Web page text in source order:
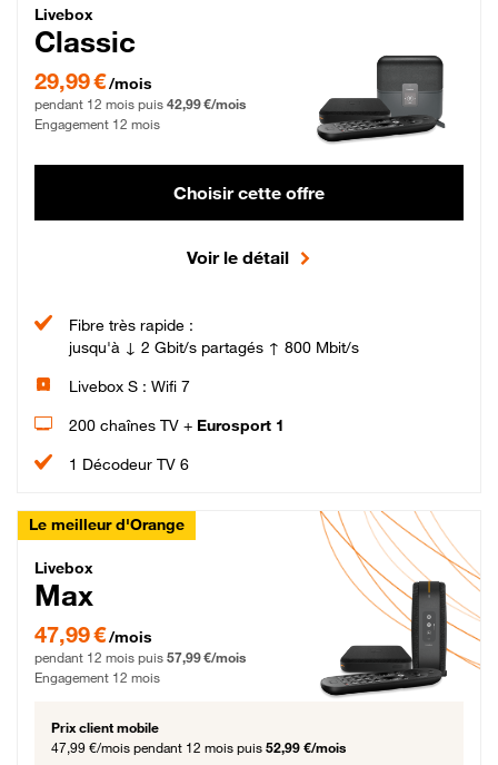
Livebox Classic Fibre
Livebox
Classic
29,99 € par mois pendant 12 mois puis 42,99 € par mois, Engagement 12 mois
29,99 €/mois
pendant 12 mois puis 42,99 €/mois
Engagement 12 mois
Choisir cette offre
Voir le détail
Fibre très rapide :
jusqu'à ↓ 2 Gbit/s partagés ↑ 800 Mbit/s
Livebox S : Wifi 7
200 chaînes TV + Eurosport 1
1 Décodeur TV 6
Le meilleur d'Orange
Livebox Max Fibre
Livebox
Max
47,99 € par mois pendant 12 mois puis 57,99 € par mois, Engagement 12 mois
47,99 €/mois
pendant 12 mois puis 57,99 €/mois
Engagement 12 mois
Prix client mobile
47,99 €/mois pendant 12 mois puis 52,99 €/mois